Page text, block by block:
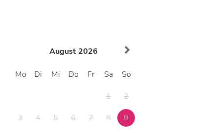
August 2026
Mo Di Mi Do Fr Sa So
1
2
3
4 5 6 7 8
9